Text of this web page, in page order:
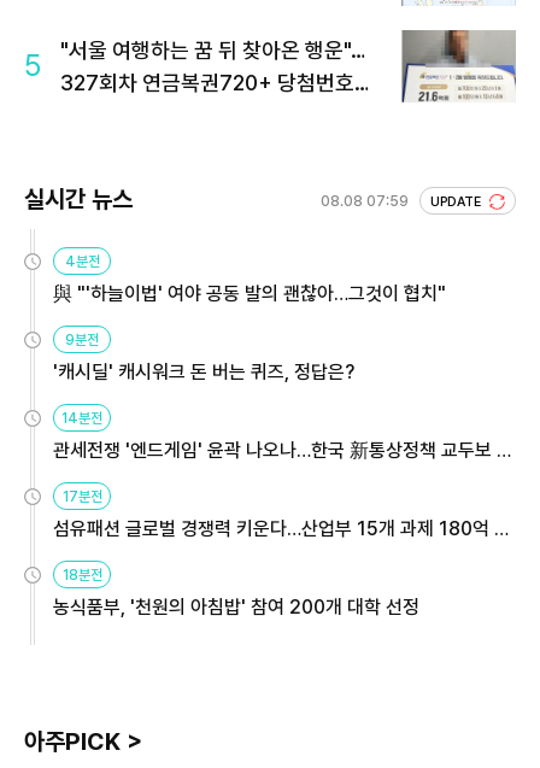
5
"서울 여행하는 꿈 뒤 찾아온 행운"…
327회차 연금복권720+ 당첨번호조
실시간 뉴스 08.08 07:59 UPDATE
4분전
與 "'하늘이법' 여야 공동 발의 괜찮아…그것이 협치"
9분전
'캐시딜' 캐시워크 돈 버는 퀴즈, 정답은?
14분전
관세전쟁 '엔드게임' 윤곽 나오나…한국 新통상정책 교두보 활
17분전
섬유패션 글로벌 경쟁력 키운다…산업부 15개 과제 180억 지
18분전
농식품부, '천원의 아침밥' 참여 200개 대학 선정
아주PICK >